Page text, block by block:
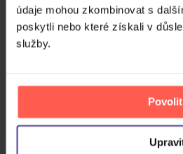
údaje mohou zkombinovat s
poskytli nebo které získali v
služby.
Katseye:
Skladem
ZOBRAZIT